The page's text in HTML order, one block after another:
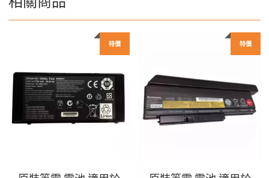
特價 特價